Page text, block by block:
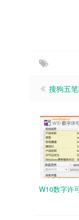
搜狗五
W10数字许